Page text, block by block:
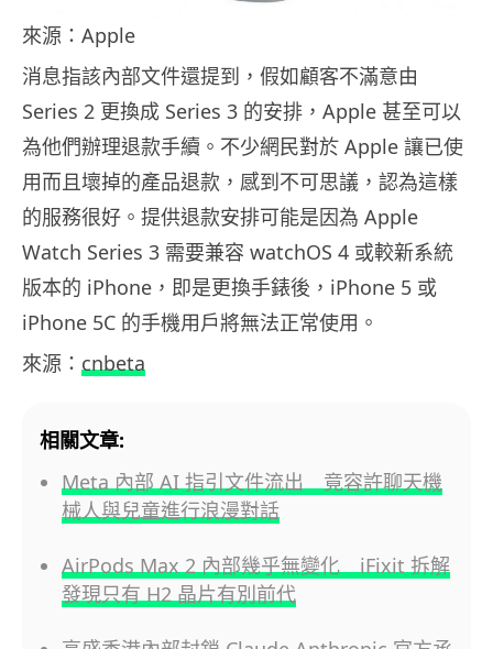
來源：Apple
消息指該內部文件還提到，假如顧客不滿意由
Series 2 更換成 Series 3 的安排，Apple 甚至可以
為他們辦理退款手續。不少網民對於 Apple 讓已使
用而且壞掉的產品退款，感到不可思議，認為這樣
的服務很好。提供退款安排可能是因為 Apple
Watch Series 3 需要兼容 watchOS 4 或較新系統
版本的 iPhone，即是更換手錶後，iPhone 5 或
iPhone 5C 的手機用戶將無法正常使用。
來源： cnbeta
相關文章:
Meta 內部 AI 指引文件流出 竟容許聊天機
械人與兒童進行浪漫對話
AirPods Max 2 內部幾乎無變化 iFixit 拆解
發現只有 H2 晶片有別前代